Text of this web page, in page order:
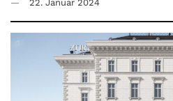
22. Januar 2024